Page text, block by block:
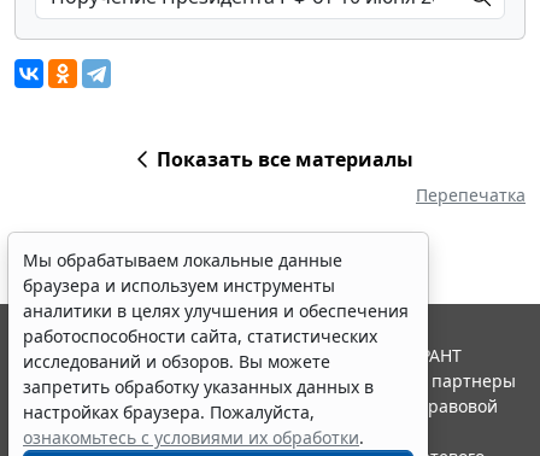
Показать все материалы
Перепечатка
Мы обрабатываем локальные данные
браузера и используем инструменты
аналитики в целях улучшения и обеспечения
работоспособности сайта, статистических
исследований и обзоров. Вы можете
запретить обработку указанных данных в
настройках браузера. Пожалуйста,
ознакомьтесь с условиями их обработки.
© ООО "НПП "ГАРАНТ-СЕРВИС", 2026. Система ГАРАНТ
выпускается с 1990 года. Компания "Гарант" и ее партнеры
являются участниками Российской ассоциации правовой
информации ГАРАНТ.